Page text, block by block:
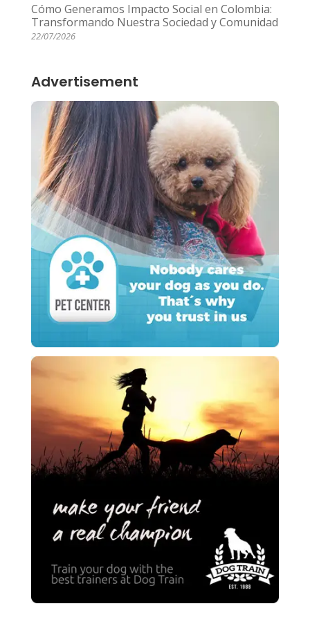
Cómo Generamos Impacto Social en Colombia:
Transformando Nuestra Sociedad y Comunidad
22/07/2026
Advertisement